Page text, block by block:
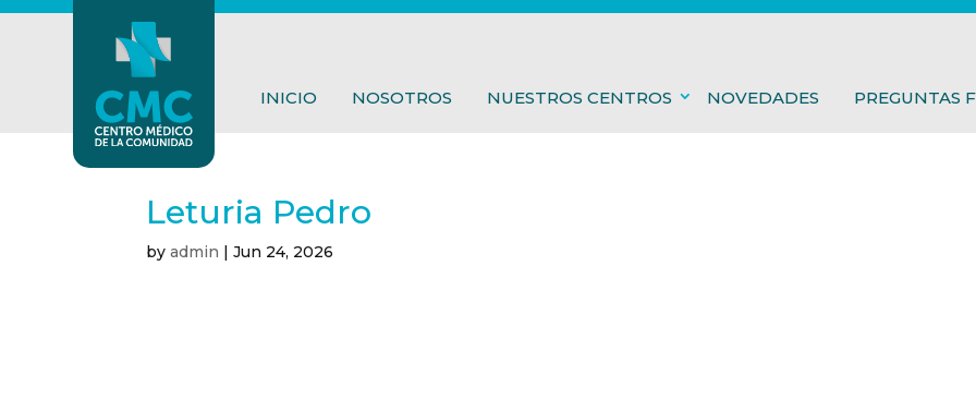
INICIO NOSOTROS NUESTROS CENTROS NOVEDADES PREGUNTAS
Leturia Pedro
byadmin |Jun 24, 2026